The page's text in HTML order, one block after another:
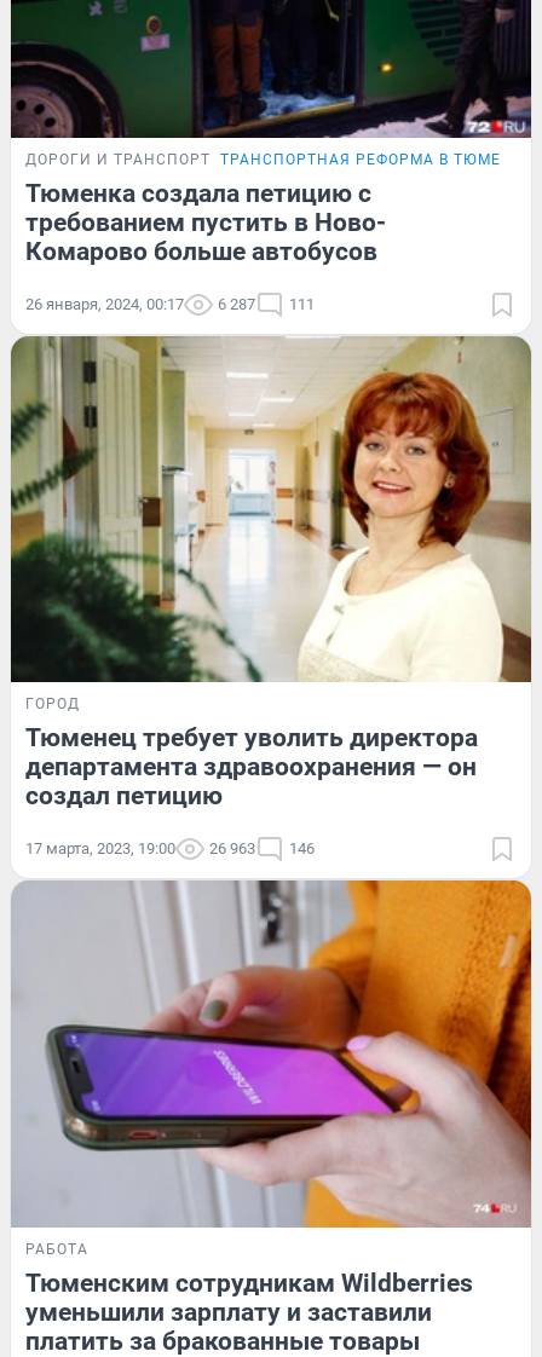
ДОРОГИ И ТРАНСПОРТ ТРАНСПОРТНАЯ РЕФОРМА В ТЮМЕНИ
Тюменка создала петицию с
требованием пустить в Ново-
Комарово больше автобусов
26 января, 2024, 00:17 6 287 111
ГОРОД
Тюменец требует уволить директора
департамента здравоохранения — он
создал петицию
17 марта, 2023, 19:00 26 963 146
РАБОТА
Тюменским сотрудникам Wildberries
уменьшили зарплату и заставили
платить за бракованные товары